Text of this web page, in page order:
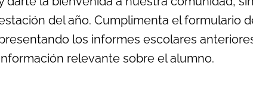
del año. Cumplimenta el formulario
los informes escolares
relevante sobre el alumno.